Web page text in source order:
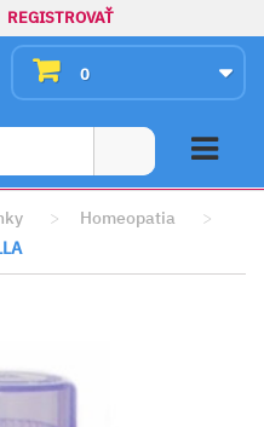
REGISTROVAŤ
0
> Homeopatia
>